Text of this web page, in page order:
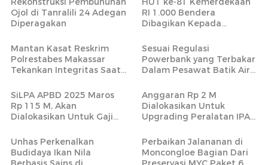
Ojol di Tanralili 24 Adegan
Diperagakan
RI 1.000 Bendera
Dibagikan Kepada
Mantan Kasat Reskrim
Polrestabes Makassar
Tekankan Integritas Saat
Mapolres Maros
Sesuai Regulasi
Powerbank yang Terbakar
Dalam Pesawat Batik Air
Bisa Dibawa
SiLPA APBD 2025 Maros
Rp 115 M, Akan
Dialokasikan Untuk Gaji
Anggaran Rp 2 M
Dialokasikan Untuk
Upgrading Peralatan IPA
Unhas Perkenalkan
Budidaya Ikan Nila
Perbaikan Jalananan di
Moncongloe Bagian Dari